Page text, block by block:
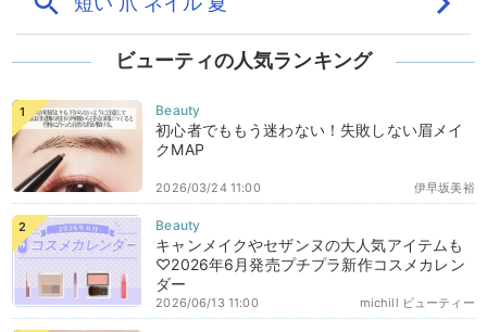
ビューティの人気ランキング
初心者でももう迷わない！失敗しない眉メイ
クMAP
伊早坂美裕
2026/03/24 11:00
キャンメイクやセザンヌの大人気アイテムも
♡2026年6月発売プチプラ新作コスメカレン
ダー
michill ビューティー
2026/06/13 11:00